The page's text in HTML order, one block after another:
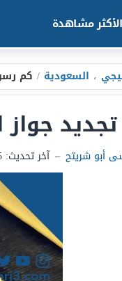
الأكثر مشاهدة
، السعودية / كم
جواز
أبو شريتح – آخر تحديث: 25